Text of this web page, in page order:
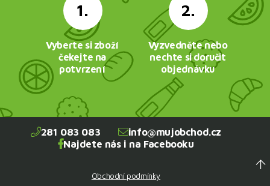
1.
Vyberte si zboží
čekejte na
potvrzení
2.
Vyzvedněte nebo
nechte si doručit
objednávku
281 083 083
info@mujobchod.cz
Najdete nás i na Facebooku
Obchodní podmínky